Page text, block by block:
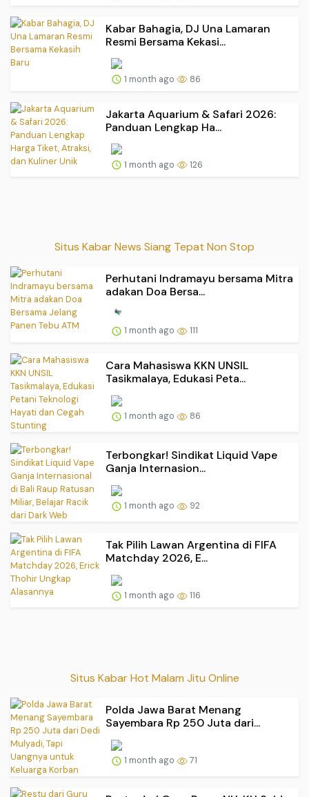
Kabar Bahagia, DJ Una Lamaran
Resmi Bersama Kekasi...
1 month ago 86
Jakarta Aquarium & Safari 2026:
Panduan Lengkap Ha...
1 month ago 126
Situs Kabar News Siang Tepat Non Stop
Perhutani Indramayu bersama Mitra
adakan Doa Bersa...
1 month ago 111
Cara Mahasiswa KKN UNSIL
Tasikmalaya, Edukasi Peta...
1 month ago 86
Terbongkar! Sindikat Liquid Vape
Ganja Internasion...
1 month ago 92
Tak Pilih Lawan Argentina di FIFA
Matchday 2026, E...
1 month ago 116
Situs Kabar Hot Malam Jitu Online
Polda Jawa Barat Menang
Sayembara Rp 250 Juta dari...
1 month ago 71